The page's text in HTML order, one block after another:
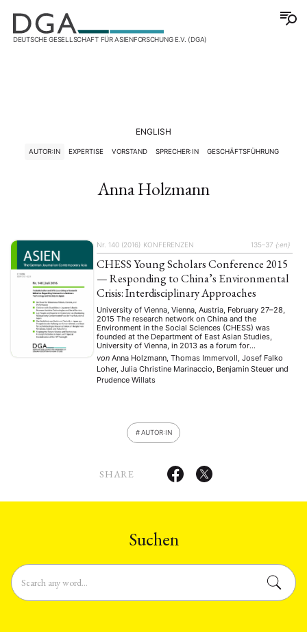
DEUTSCHE GESELLSCHAFT FÜR ASIENFORSCHUNG E.V. (DGA)
ENGLISH
AUTOR:IN EXPERTISE VORSTAND SPRECHER:IN GESCHÄFTSFÜHRUNG
Anna Holzmann
Nr. 140 (2016) KONFERENZEN 135–37 {:en}
CHESS Young Scholars Conference 2015
— Responding to China’s Environmental
Crisis: Interdisciplinary Approaches
University of Vienna, Vienna, Austria, February 27–28,
2015 The research network on China and the
Environment in the Social Sciences (CHESS) was
founded at the Department of East Asian Studies,
University of Vienna, in 2013 as a forum for
postgraduate students with research interests relating
to the environment in China. As the group’s inaugural
event, …
von Anna Holzmann, Thomas Immervoll, Josef Falko
Loher, Julia Christine Marinaccio, Benjamin Steuerund
Prudence Willats
AUTOR:IN
SHARE
Suchen